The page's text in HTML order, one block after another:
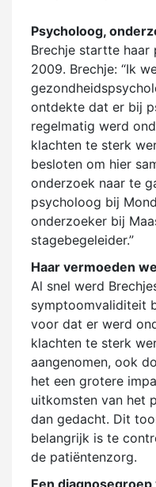
Psycholoog,
Brechje startte
2009. Brechje: “Ik
ontdekte dat er bij
regelmatig werd
klachten te sterk
besloten om hier
onderzoek naar te
psycholoog bij
onderzoeker bij
stagebegeleider.”
Haar vermoeden
Al snel werd
symptoomvaliditeit
voor dat er werd
klachten te sterk
aangenomen, ook
het een grotere
uitkomsten van het
dan gedacht. Dit
belangrijk is te
de patiëntenzorg.
Een